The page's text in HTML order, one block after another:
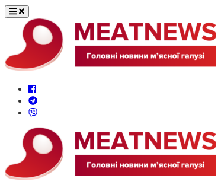
Перейти
вмісту